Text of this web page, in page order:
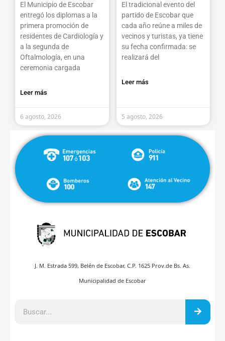
El Municipio de Escobar
entregó los diplomas a la
primera promoción de
residentes de Cardiología y
a la segunda de
Oftalmología, en una
ceremonia cargada
Leer más
6 agosto, 2026
El tradicional evento del
partido de Escobar que
cada año reúne a miles de
vecinos y turistas, ya tiene
su fecha confirmada: se
realizará del
Leer más
5 agosto, 2026
J. M. Estrada 599, Belén de Escobar, C.P. 1625 Prov.de Bs. As.
Municipalidad de Escobar